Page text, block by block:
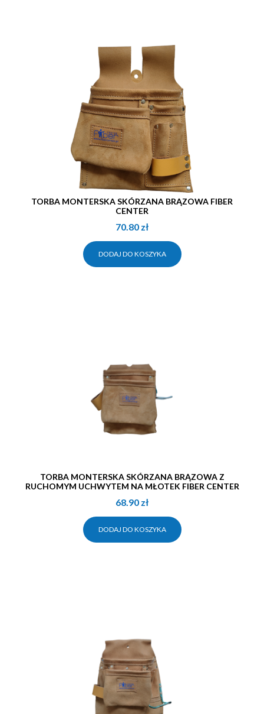
TORBA MONTERSKA SKÓRZANA BRĄZOWA FIBER
CENTER
70.80 zł
DODAJ DO KOSZYKA
TORBA MONTERSKA SKÓRZANA BRĄZOWA Z
RUCHOMYM UCHWYTEM NA MŁOTEK FIBER CENTER
68.90 zł
DODAJ DO KOSZYKA